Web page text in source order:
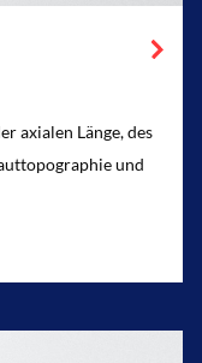
axialen Länge, des
und